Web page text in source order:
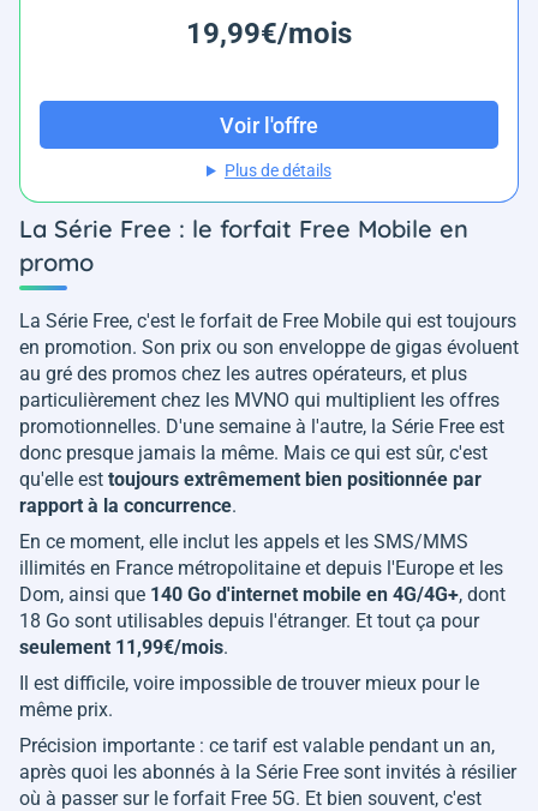
19,99€/mois
Voir l'offre
Plus de détails
La Série Free : le forfait Free Mobile en
promo
La Série Free, c'est le forfait de Free Mobile qui est toujours
en promotion. Son prix ou son enveloppe de gigas évoluent
au gré des promos chez les autres opérateurs, et plus
particulièrement chez les MVNO qui multiplient les offres
promotionnelles. D'une semaine à l'autre, la Série Free est
donc presque jamais la même. Mais ce qui est sûr, c'est
qu'elle est toujours extrêmement bien positionnée par
rapport à la concurrence.
En ce moment, elle inclut les appels et les SMS/MMS
illimités en France métropolitaine et depuis l'Europe et les
Dom, ainsi que 140 Go d'internet mobile en 4G/4G+, dont
18 Go sont utilisables depuis l'étranger. Et tout ça pour
seulement 11,99€/mois.
Il est difficile, voire impossible de trouver mieux pour le
même prix.
Précision importante : ce tarif est valable pendant un an,
après quoi les abonnés à la Série Free sont invités à résilier
où à passer sur le forfait Free 5G. Et bien souvent, c'est